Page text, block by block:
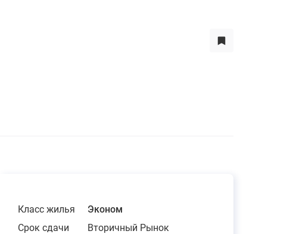
Класс жилья
Эконом
Срок сдачи
Вторичный Рынок